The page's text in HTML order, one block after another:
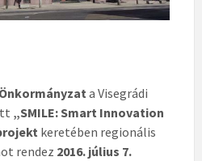
a Visegrádi
„SMILE: Smart Innovation
keretében regionális
rendez 2016. július 7.